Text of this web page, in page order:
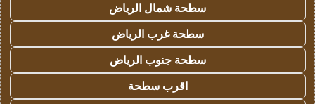
سطحة شمال الرياض
سطحة غرب الرياض
سطحة جنوب الرياض
اقرب سطحة